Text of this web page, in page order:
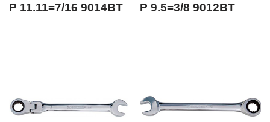
P 11.11=7/16 9014BT
P 9.5=3/8 9012BT